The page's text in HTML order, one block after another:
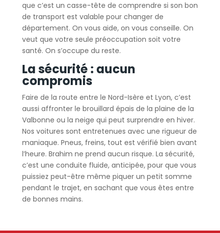
que c’est un casse-tête de comprendre si son bon
de transport est valable pour changer de
département. On vous aide, on vous conseille. On
veut que votre seule préoccupation soit votre
santé. On s’occupe du reste.
La sécurité : aucun
compromis
Faire de la route entre le Nord-Isère et Lyon, c’est
aussi affronter le brouillard épais de la plaine de la
Valbonne ou la neige qui peut surprendre en hiver.
Nos voitures sont entretenues avec une rigueur de
maniaque. Pneus, freins, tout est vérifié bien avant
l’heure. Brahim ne prend aucun risque. La sécurité,
c’est une conduite fluide, anticipée, pour que vous
puissiez peut-être même piquer un petit somme
pendant le trajet, en sachant que vous êtes entre
de bonnes mains.